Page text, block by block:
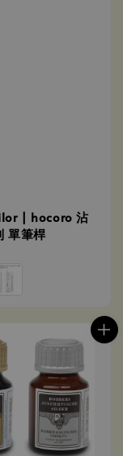
| hocoro 沾
單筆桿